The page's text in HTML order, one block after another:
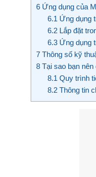
6 Ứng dụng của
6.1 Ứng dụng
6.2Lắp đặt
6.3Ứng dụng
7 Thông số kỹ
8 Tại sao bạn
8.1 Quy trình
8.2Thông tin